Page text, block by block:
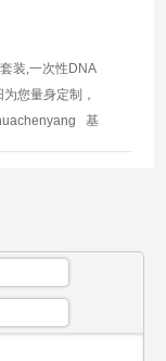
装,一次性DNA
您量身定制，
基